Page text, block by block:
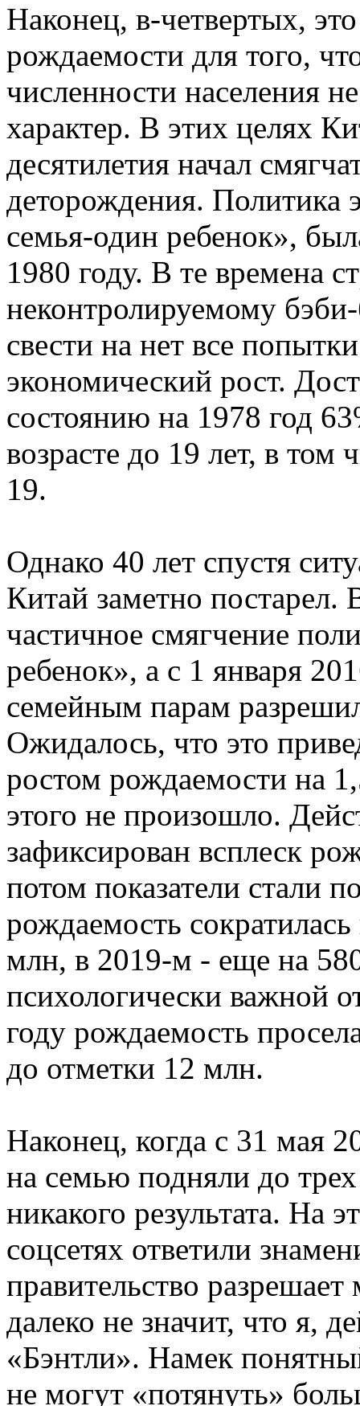
Наконец, в-четвертых,
рождаемости для того,
численности населения
характер. В этих целях
десятилетия начал
деторождения. Политика
семья-один ребенок»,
1980 году. В те времена
неконтролируемому
свести на нет все
экономический рост.
состоянию на 1978 год
возрасте до 19 лет, в том
19.
Однако 40 лет спустя
Китай заметно постарел.
частичное смягчение
ребенок», а с 1 января
семейным парам
Ожидалось, что это
ростом рождаемости на
этого не произошло.
зафиксирован всплеск
потом показатели стали
рождаемость
млн, в 2019-м - еще на
психологически важной
году рождаемость
до отметки 12 млн.
Наконец, когда с 31 мая
на семью подняли до
никакого результата. На
соцсетях ответили
правительство
далеко не значит, что я,
«Бэнтли». Намек
не могут «потянуть»